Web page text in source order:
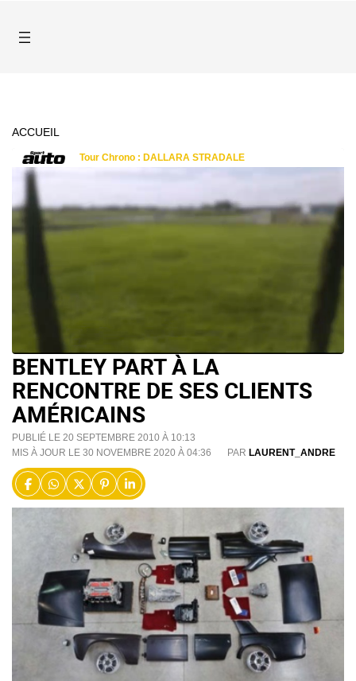
ACCUEIL
BENTLEY PART À LA
RENCONTRE DE SES CLIENTS
AMÉRICAINS
PUBLIÉ LE 20 SEPTEMBRE 2010 À 10:13
MIS À JOUR LE 30 NOVEMBRE 2020 À 04:36
PAR LAURENT_ANDRE